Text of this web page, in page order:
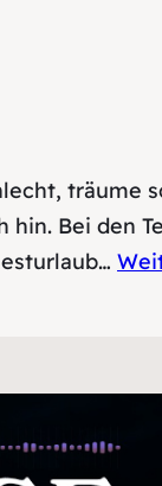
träume
Bei den